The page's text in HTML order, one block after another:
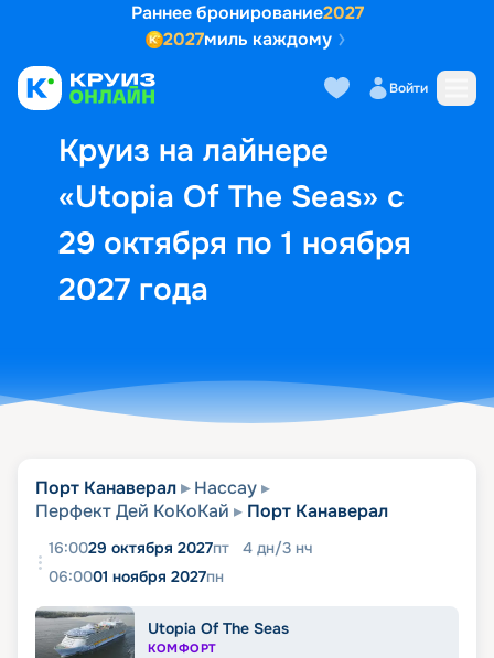
Раннее бронирование2027
2027миль каждому
Войти
Круиз на лайнере
«Utopia Of The Seas» с
29 октября по 1 ноября
2027 года
Выбор кают Маршрут и
Порт Канаверал
Нассау
Перфект Дей КоКоКай
Порт Канаверал
16:0029 октября 2027пт 4 дн/3 нч
06:0001 ноября 2027пн
Utopia Of The Seas
КОМФОРТ